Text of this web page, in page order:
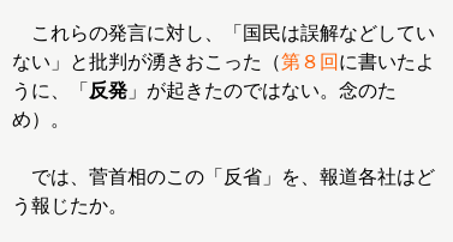
これらの発言に対し、「国民は誤解などしてい
ない」と批判が湧きおこった（第８回 に書いたよ
うに、「 反発 」が起きたのではない。念のた
め）。
では、菅首相のこの「反省」を、報道各社はど
う報じたか。